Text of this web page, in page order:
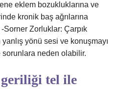
eklem bozukluklarına ve
kronik baş ağrılarına
Sorner Zorluklar: Çarpık
yönü sesi ve konuşmayı
neden olabilir.
tel ile